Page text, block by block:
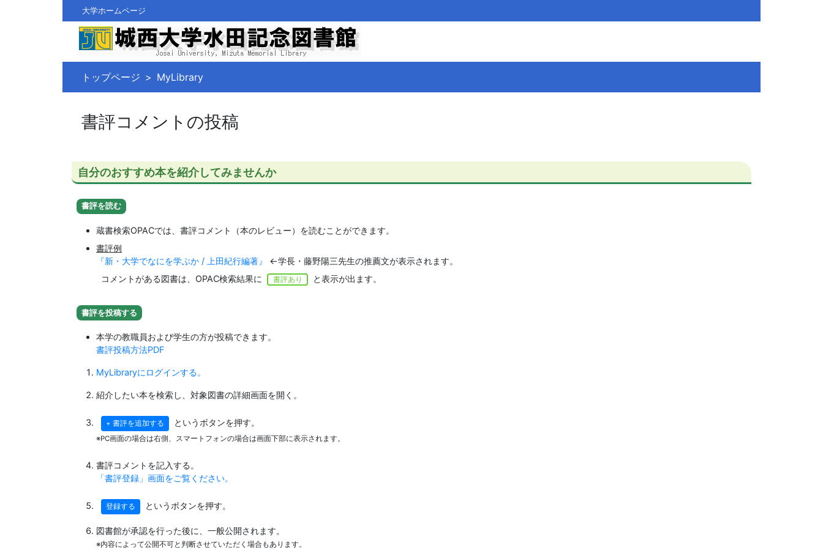
大学ホームページ
トップページ MyLibrary
書評コメントの投稿
自分のおすすめ本を紹介してみませんか
書評を読む
蔵書検索OPACでは、書評コメント（本のレビュー）を読むことができます。
書評例
『新・大学でなにを学ぶか / 上田紀行編著』
←学長・藤野陽三先生の推薦文が表示されます。
コメントがある図書は、OPAC検索結果に
書評あり と表示が出ます。
書評を投稿する
本学の教職員および学生の方が投稿できます。
書評投稿方法PDF
MyLibraryにログインする。
紹介したい本を検索し、対象図書の詳細画面を開く。
+ 書評を追加する というボタンを押す。
※PC画面の場合は右側、スマートフォンの場合は画面下部に表示されます。
書評コメントを記入する。
「書評登録」画面をご覧ください。
登録する というボタンを押す。
図書館が承認を行った後に、一般公開されます。
※内容によって公開不可と判断させていただく場合もあります。